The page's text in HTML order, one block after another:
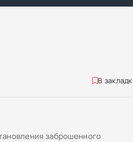
В
заброшенного